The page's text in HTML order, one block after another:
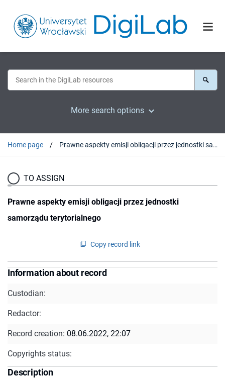
More search options
Home page Prawne aspekty emisji obligacji przez jednostki samorządu terytorialnego
TO ASSIGN
Prawne aspekty emisji obligacji przez jednostki
samorządu terytorialnego
Copy record link
Information about record
Custodian:
Redactor:
Record creation: 08.06.2022, 22:07
Copyrights status:
Description